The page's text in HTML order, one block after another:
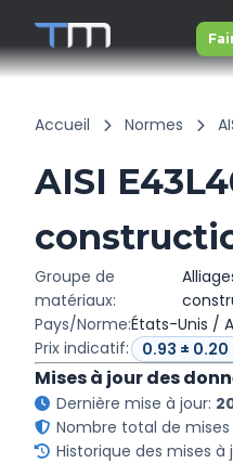
Accueil Normes
AISI
Groupe de
matériaux:
Pays/Norme:États-Unis /
Prix indicatif:
Mises à jour des
Dernière mise à jour:
Nombre total de mises
Historique des mises à